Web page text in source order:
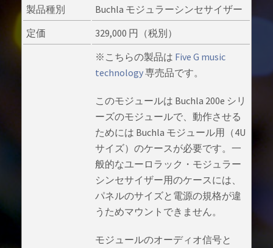
製品種別
Buchla モジュラーシンセサイザー
定価
329,000 円（税別）
※こちらの製品は Five G music
technology専売品です。
このモジュールは Buchla 200e シリ
ーズのモジュールで、動作させる
ためには Buchla モジュール用（4U
サイズ）のケースが必要です。一
般的なユーロラック・モジュラー
シンセサイザー用のケースには、
パネルのサイズと電源の規格が違
うためマウントできません。
モジュールのオーディオ信号と